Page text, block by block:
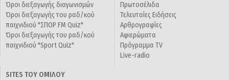
Όροι διεξαγωγής διαγωνισμών
Όροι διεξαγωγής του ραδ/κού
παιχνιδιού "ΣΠΟΡ FM Quiz"
Όροι διεξαγωγής του ραδ/κού
παιχνιδιού "Sport Quiz"
Πρωτοσέλιδα
Τελευταίες Ειδήσεις
Αρθρογραφίες
Αφιερώματα
Πρόγραμμα TV
Live-radio
SITES ΤΟΥ ΟΜΙΛΟΥ